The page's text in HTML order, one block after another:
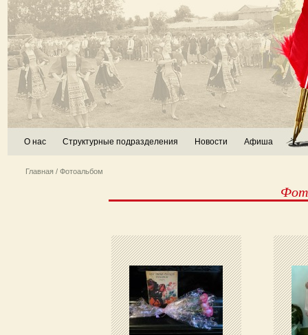
О нас Структурные подразделения Новости Афиша
Главная / Фотоальбом